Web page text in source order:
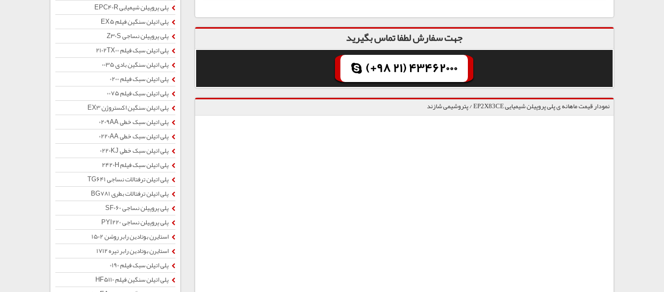
جهت سفارش لطفا تماس بگیرید
(+98 21) 43462000
نمودار قیمت ماهانه ی پلی پروپیلن شیمیایی EP2X83CE / پتروشیمی شازند
پلی پروپیلن شیمیایی EPC40R
پلی اتیلن سنگین فیلم EX5
پلی پروپیلن نساجی Z30S
پلی اتیلن سبک فیلم 2102TX00
پلی اتیلن سنگین بادی 0035
پلی اتیلن سبک فیلم 0200
پلی اتیلن سبک فیلم 0075
پلی اتیلن سنگین اکستروژن EX3
پلی اتیلن سبک خطی 0209AA
پلی اتیلن سبک خطی 0220AA
پلی اتیلن سبک خطی 0220KJ
پلی اتیلن سبک فیلم 2420H
پلی اتیلن ترفتالات نساجی TG641
پلی اتیلن ترفتالات بطری BG781
پلی پروپیلن نساجی SF060
پلی پروپیلن نساجی PYI220
استایرن بوتادین رابر روشن 1502
استایرن بوتادین رابر تیره 1712
پلی اتیلن سبک فیلم 0190
پلی اتیلن سنگین فیلم HF5110